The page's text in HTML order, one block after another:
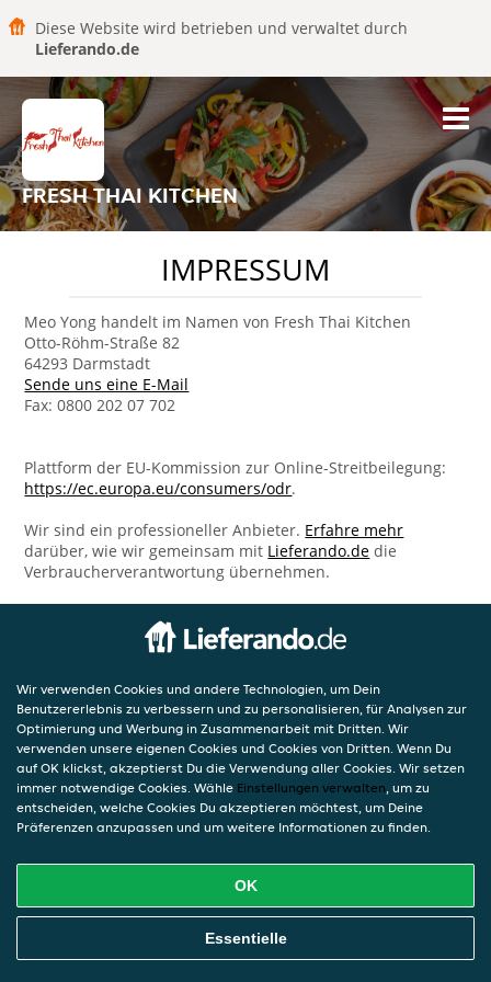
Diese Website wird betrieben und verwaltet durch
Lieferando.de
FRESH THAI KITCHEN
IMPRESSUM
Meo Yong handelt im Namen von Fresh Thai Kitchen
Otto-Röhm-Straße 82
64293 Darmstadt
Sende uns eine E-Mail
Fax: 0800 202 07 702
Plattform der EU-Kommission zur Online-Streitbeilegung:
https://ec.europa.eu/consumers/odr.
Wir sind ein professioneller Anbieter. Erfahre mehr
darüber, wie wir gemeinsam mit Lieferando.de die
Verbraucherverantwortung übernehmen.
Wir verwenden Cookies und andere Technologien, um Dein
Benutzererlebnis zu verbessern und zu personalisieren, für Analysen zur
Optimierung und Werbung in Zusammenarbeit mit Dritten. Wir
verwenden unsere eigenen Cookies und Cookies von Dritten. Wenn Du
auf OK klickst, akzeptierst Du die Verwendung aller Cookies. Wir setzen
immer notwendige Cookies. Wähle Einstellungen verwalten, um zu
entscheiden, welche Cookies Du akzeptieren möchtest, um Deine
Präferenzen anzupassen und um weitere Informationen zu finden.
OK
Essentielle